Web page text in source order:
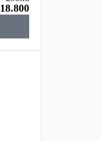
18.800